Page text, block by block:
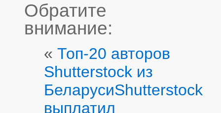
Обратите
внимание:
« Топ-20 авторов
Shutterstock из
БеларусиShutterstock
выплатил